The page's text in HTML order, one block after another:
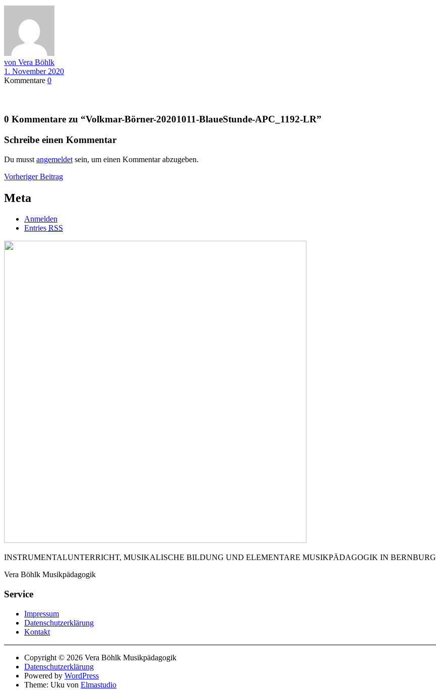
von Vera Böhlk
1. November 2020
Kommentare 0
0 Kommentare zu “Volkmar-Börner-20201011-BlaueStunde-APC_1192-LR”
Schreibe einen Kommentar
Du musst angemeldet sein, um einen Kommentar abzugeben.
Beitragsnavigation
Vorheriger BeitragVorheriger
Meta
Anmelden
Entries RSS
INSTRUMENTALUNTERRICHT, MUSIKALISCHE BILDUNG UND ELEMENTARE MUSIKPÄDAGOGIK IN BERNBURG
Vera Böhlk Musikpädagogik
Service
Impressum
Datenschutzerklärung
Kontakt
Copyright © 2026 Vera Böhlk Musikpädagogik
Datenschutzerklärung
Powered by WordPress
Theme: Uku von Elmastudio